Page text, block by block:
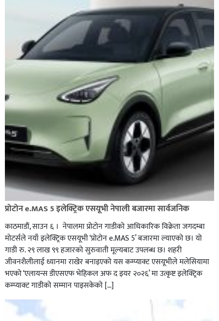
प्रोटोन e.MAS 5 इलेक्ट्रिक एसयूभी नेपाली बजारमा सार्वजनिक
काठमाडौं, साउन ६ । नेपालमा प्रोटोन गाडीको आधिकारिक विक्रेता जगदम्बा
मोटर्सले नयाँ इलेक्ट्रिक एसयूभी ‘प्रोटोन e.MAS 5’ बजारमा ल्याएको छ। यो
गाडी रु. २९ लाख ९९ हजारको सुरुवाती मूल्यबाट उपलब्ध छ। शहरी
जीवनशैलीलाई ध्यानमा राखेर बनाइएको यस कम्प्याक्ट एसयूभीले मलेसियामा
भएको ‘एलायन्स डीएसएफ भेहिकल अफ द इयर २०२६’ मा उत्कृष्ट इलेक्ट्रिक
कम्प्याक्ट गाडीको सम्मान पाइसकेको […]